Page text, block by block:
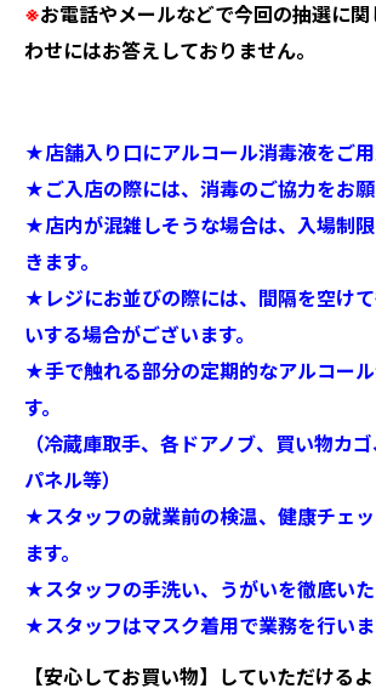
※お電話やメールなどで今回の抽選に
わせにはお答えしておりません。
★店舗入り口にアルコール消毒液をご用
★ご入店の際には、消毒のご協力をお願
★店内が混雑しそうな場合は、入場制
きます。
★レジにお並びの際には、間隔を空け
いする場合がございます。
★手で触れる部分の定期的なアルコー
す。
（冷蔵庫取手、各ドアノブ、買い物カ
パネル等）
★スタッフの就業前の検温、健康チェ
ます。
★スタッフの手洗い、うがいを徹底いた
★スタッフはマスク着用で業務を行いま
【安心してお買い物】していただける